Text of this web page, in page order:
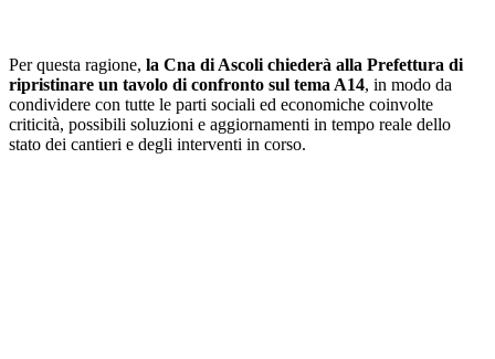
Per questa ragione, la Cna di Ascoli chiederà alla Prefettura di
ripristinare un tavolo di confronto sul tema A14, in modo da
condividere con tutte le parti sociali ed economiche coinvolte
criticità, possibili soluzioni e aggiornamenti in tempo reale dello
stato dei cantieri e degli interventi in corso.